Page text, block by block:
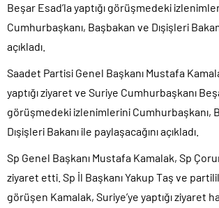
Beşar Esad’la yaptığı görüşmedeki
Cumhurbaşkanı, Başbakan ve Dışişleri
açıkladı.
Saadet Partisi Genel Başkanı Mustafa
yaptığı ziyaret ve Suriye Cumhurbaşkanı
görüşmedeki izlenimlerini Cumhurbaşkanı,
Dışişleri Bakanı ile paylaşacağını açıkladı.
Sp Genel Başkanı Mustafa Kamalak, Sp
ziyaret etti. Sp İl Başkanı Yakup Taş ve
görüşen Kamalak, Suriye’ye yaptığı ziyaret